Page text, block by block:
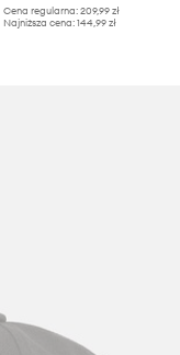
Cena regularna: 209,99 zł
Najniższa cena: 144,99 zł